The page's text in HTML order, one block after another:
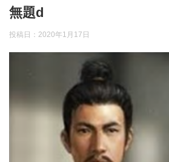
無題d
投稿日： 2020年1月17日